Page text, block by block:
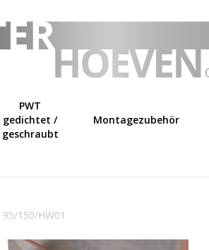
PWT
gedichtet /
geschraubt
Montagezubehör
95/150/HW01